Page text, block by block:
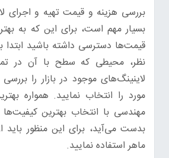
بررسی هزینه و قیمت تهیه و اجرای
بسیار مهم است، برای این که به
قیمت‌ها دسترسی داشته باشید ابتدا
نظر، محیطی که سطح با آن در
لاینینگ‌های موجود در بازار را
مورد را انتخاب نمایید. همواره
مهندسی با انتخاب بهترین کیفیت‌ها
بدست می‌آید، برای این منظور
ماهر استفاده نمایید.